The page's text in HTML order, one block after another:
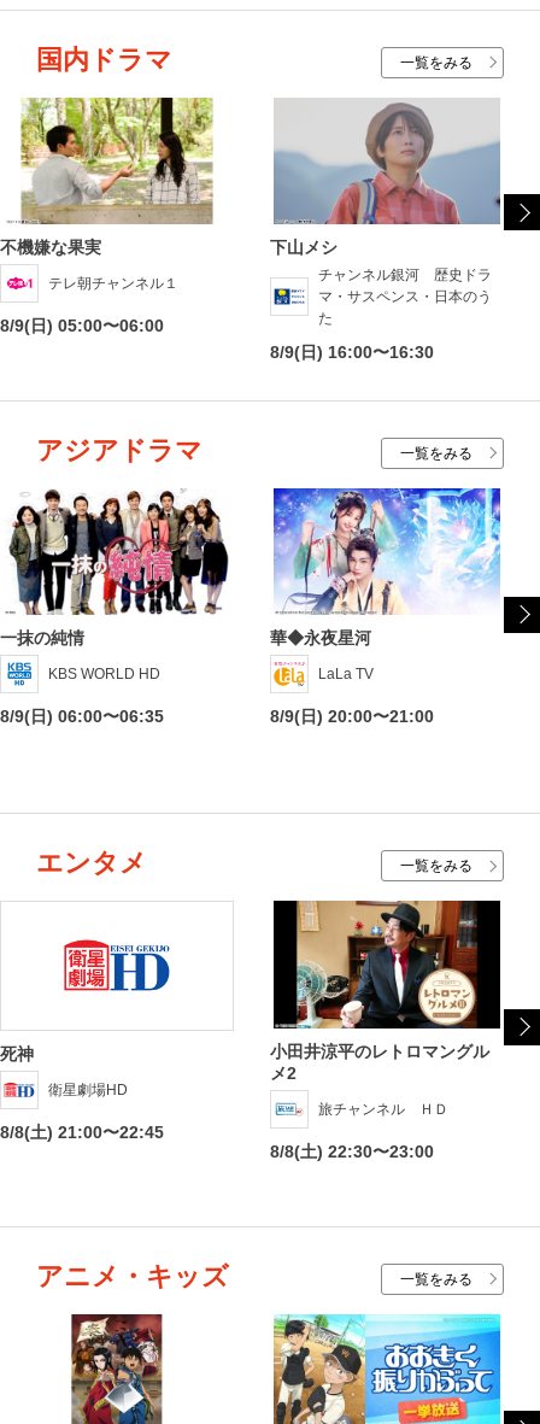
国内ドラマ 一覧をみる
不機嫌な果実
テレ朝チャンネル１
8/9(日) 05:00〜06:00
下山メシ
チャンネル銀河 歴史ドラ
マ・サスペンス・日本のう
た
8/9(日) 16:00〜16:30
アジアドラマ 一覧をみる
一抹の純情
KBS WORLD HD
8/9(日) 06:00〜06:35
華◆永夜星河
LaLa TV
8/9(日) 20:00〜21:00
エンタメ 一覧をみる
死神
衛星劇場HD
8/8(土) 21:00〜22:45
小田井涼平のレトロマングル
メ2
旅チャンネル ＨＤ
8/8(土) 22:30〜23:00
アニメ・キッズ 一覧をみる